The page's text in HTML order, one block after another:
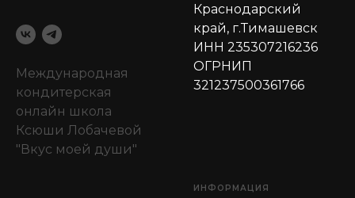
Международная
кондитерская
онлайн школа
Ксюши Лобачевой
"Вкус моей души"
Краснодарский
край, г.Тимашевск
ИНН 235307216236
ОГРНИП
321237500361766
ИНФОРМАЦИЯ